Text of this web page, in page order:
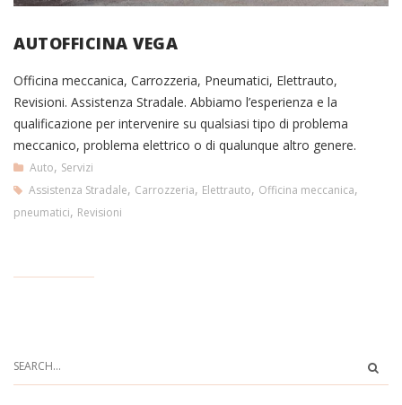
AUTOFFICINA VEGA
Officina meccanica, Carrozzeria, Pneumatici, Elettrauto,
Revisioni. Assistenza Stradale. Abbiamo l’esperienza e la
qualificazione per intervenire su qualsiasi tipo di problema
meccanico, problema elettrico o di qualunque altro genere.
Auto, Servizi
Assistenza Stradale, Carrozzeria, Elettrauto, Officina meccanica,
pneumatici, Revisioni